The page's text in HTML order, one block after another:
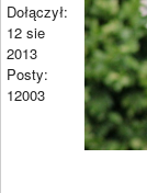
Dołączył:
12 sie
2013
Posty:
12003